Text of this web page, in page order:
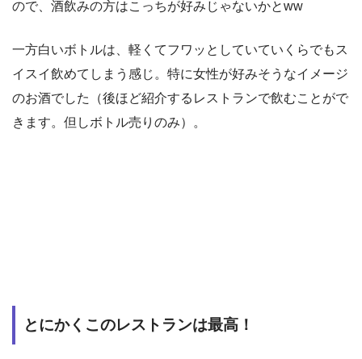
ので、酒飲みの方はこっちが好みじゃないかとww
一方白いボトルは、軽くてフワッとしていていくらでもス
イスイ飲めてしまう感じ。特に女性が好みそうなイメージ
のお酒でした（後ほど紹介するレストランで飲むことがで
きます。但しボトル売りのみ）。
とにかくこのレストランは最高！